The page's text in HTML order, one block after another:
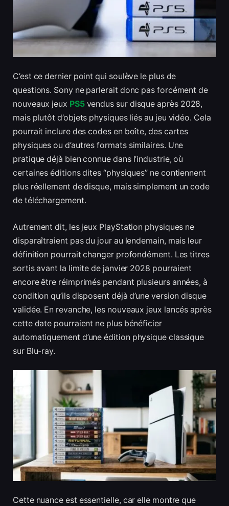
C’est ce dernier point qui soulève le plus de
questions. Sony ne parlerait donc pas forcément de
nouveaux jeux PS5vendus sur disque après 2028,
mais plutôt d’objets physiques liés au jeu vidéo. Cela
pourrait inclure des codes en boîte, des cartes
physiques ou d’autres formats similaires. Une
pratique déjà bien connue dans l’industrie, où
certaines éditions dites “physiques” ne contiennent
plus réellement de disque, mais simplement un code
de téléchargement.
Autrement dit, les jeux PlayStation physiques ne
disparaîtraient pas du jour au lendemain, mais leur
définition pourrait changer profondément. Les titres
sortis avant la limite de janvier 2028 pourraient
encore être réimprimés pendant plusieurs années, à
condition qu’ils disposent déjà d’une version disque
validée. En revanche, les nouveaux jeux lancés après
cette date pourraient ne plus bénéficier
automatiquement d’une édition physique classique
sur Blu-ray.
Cette nuance est essentielle, car elle montre que